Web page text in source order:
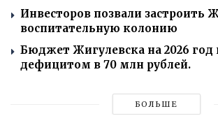
Инвесторов позвали застроить
воспитательную колонию
Бюджет Жигулевска на 2026 год
дефицитом в 70 млн рублей.
БОЛЬШЕ